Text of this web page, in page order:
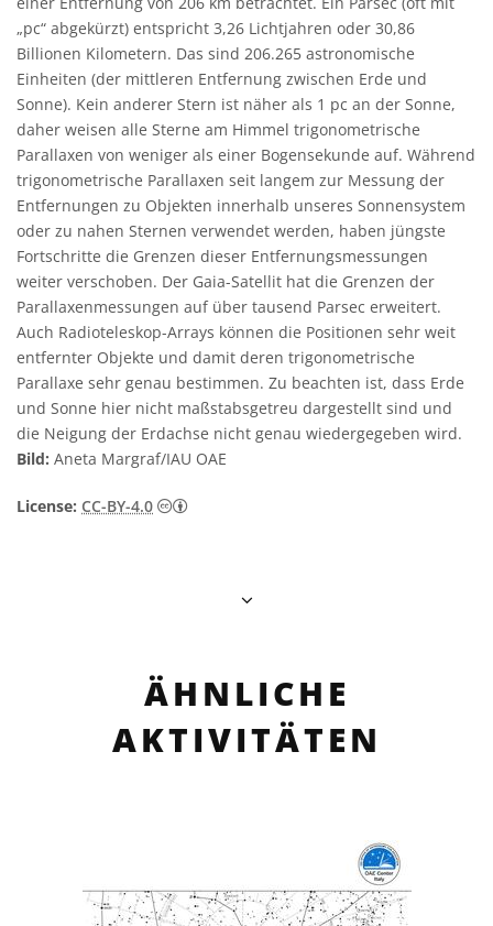
„pc“ abgekürzt) entspricht 3,26 Lichtjahren oder 30,86
Billionen Kilometern. Das sind 206.265 astronomische
Einheiten (der mittleren Entfernung zwischen Erde und
Sonne). Kein anderer Stern ist näher als 1 pc an der Sonne,
daher weisen alle Sterne am Himmel trigonometrische
Parallaxen von weniger als einer Bogensekunde auf. Während
trigonometrische Parallaxen seit langem zur Messung der
Entfernungen zu Objekten innerhalb unseres Sonnensystem
oder zu nahen Sternen verwendet werden, haben jüngste
Fortschritte die Grenzen dieser Entfernungsmessungen
weiter verschoben. Der Gaia-Satellit hat die Grenzen der
Parallaxenmessungen auf über tausend Parsec erweitert.
Auch Radioteleskop-Arrays können die Positionen sehr weit
entfernter Objekte und damit deren trigonometrische
Parallaxe sehr genau bestimmen. Zu beachten ist, dass Erde
und Sonne hier nicht maßstabsgetreu dargestellt sind und
die Neigung der Erdachse nicht genau wiedergegeben wird.
Bild: Aneta Margraf/IAU OAE
License: CC-BY-4.0 Creative Commons Namensnennung 4.0
ÄHNLICHE
AKTIVITÄTEN